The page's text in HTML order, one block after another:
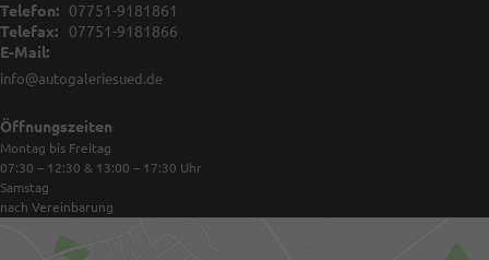
Telefon:
07751-9181861
Telefax:
07751-9181866
E-Mail:
info@autogaleriesued.de
Öffnungszeiten
Montag bis Freitag
07:30 – 12:30 & 13:00 – 17:30 Uhr
Samstag
nach Vereinbarung